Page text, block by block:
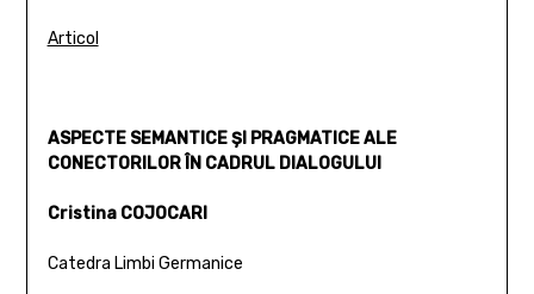
Articol
ASPECTE SEMANTICE ŞI PRAGMATICE ALE
CONECTORILOR ÎN CADRUL DIALOGULUI
Cristina COJOCARI
Catedra Limbi Germanice